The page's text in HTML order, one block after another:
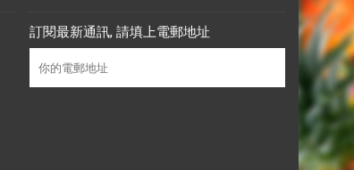
訂閱最新通訊, 請填上電郵地址